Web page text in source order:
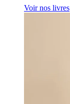
Voir nos livres